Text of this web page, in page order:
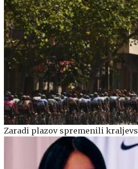
Zaradi plazov spremenili